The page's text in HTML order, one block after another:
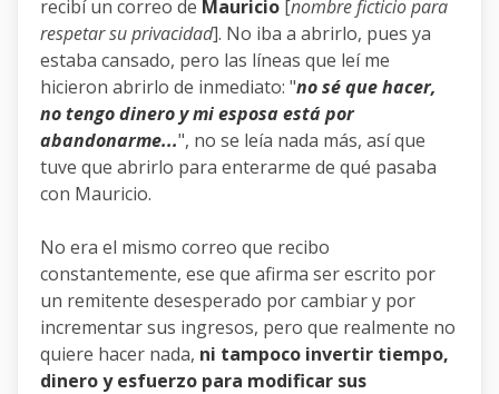
recibí un correo de Mauricio [nombre ficticio para
respetar su privacidad]. No iba a abrirlo, pues ya
estaba cansado, pero las líneas que leí me
hicieron abrirlo de inmediato: "no sé que hacer,
no tengo dinero y mi esposa está por
abandonarme...", no se leía nada más, así que
tuve que abrirlo para enterarme de qué pasaba
con Mauricio.
No era el mismo correo que recibo
constantemente, ese que afirma ser escrito por
un remitente desesperado por cambiar y por
incrementar sus ingresos, pero que realmente no
quiere hacer nada, ni tampoco invertir tiempo,
dinero y esfuerzo para modificar sus